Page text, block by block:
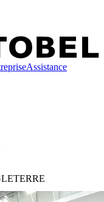
Assistance